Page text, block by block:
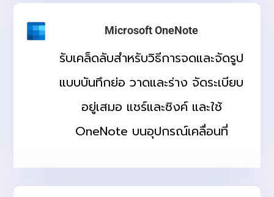
Microsoft OneNote
รับเคล็ดลับสำหรับวิธีการจดและจัดรูป
แบบบันทึกย่อ วาดและร่าง จัดระเบียบ
อยู่เสมอ แชร์และซิงค์ และใช้
OneNote บนอุปกรณ์เคลื่อนที่